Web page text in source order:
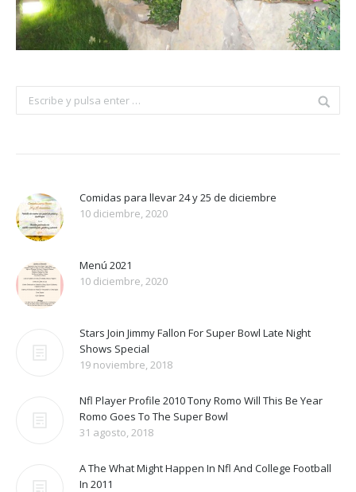
Comidas para llevar 24 y 25 de diciembre
10 diciembre, 2020
Menú 2021
10 diciembre, 2020
Stars Join Jimmy Fallon For Super Bowl Late Night
Shows Special
19 noviembre, 2018
Nfl Player Profile 2010 Tony Romo Will This Be Year
Romo Goes To The Super Bowl
31 agosto, 2018
A The What Might Happen In Nfl And College Football
In 2011